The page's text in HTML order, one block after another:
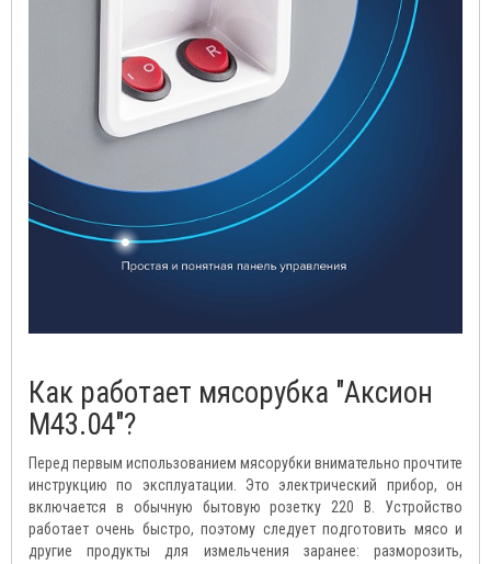
Как работает мясорубка "Аксион
М43.04"?
Перед первым использованием мясорубки внимательно прочтите
инструкцию по эксплуатации. Это электрический прибор, он
включается в обычную бытовую розетку 220 В. Устройство
работает очень быстро, поэтому следует подготовить мясо и
другие продукты для измельчения заранее: разморозить,